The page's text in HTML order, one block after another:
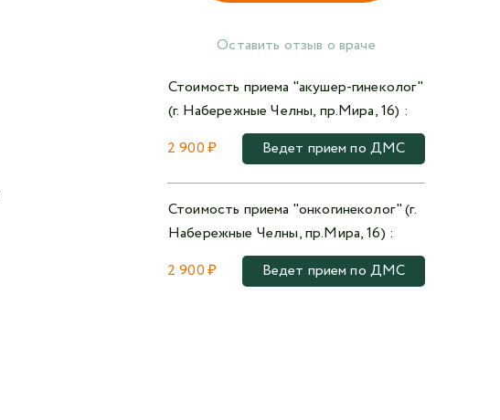
Оставить отзыв о враче
Стоимость приема "акушер-гинеколог"
(г. Набережные Челны, пр.Мира, 16) :
2 900 ₽
Ведет прием по ДМС
Стоимость приема "онкогинеколог" (г.
Набережные Челны, пр.Мира, 16) :
2 900 ₽
Ведет прием по ДМС